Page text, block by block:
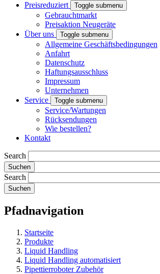
Preisreduziert
Toggle submenu
Gebrauchtmarkt
Preisaktion Neugeräte
Über uns
Toggle submenu
Allgemeine Geschäftsbedingungen
Anfahrt
Datenschutz
Haftungsausschluss
Impressum
Unternehmen
Service
Toggle submenu
Service/Wartungen
Rücksendungen
Wie bestellen?
Kontakt
Search
Search
Pfadnavigation
Startseite
Produkte
Liquid Handling
Liquid Handling automatisiert
Pipettierroboter Zubehör